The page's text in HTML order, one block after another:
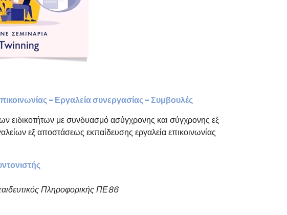
- Εργαλεία συνεργασίας - Συμβουλές
ειδικοτήτων με συνδυασμό ασύγχρονης και σύγχρονης εξ
εξ αποστάσεως εκπαίδευσης εργαλεία επικοινωνίας
Πληροφορικής ΠΕ86